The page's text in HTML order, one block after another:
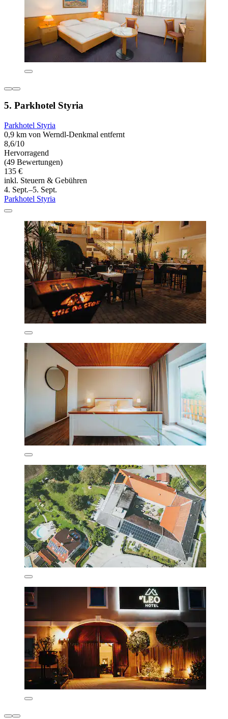
5. Parkhotel Styria
Parkhotel Styria
0,9 km von Werndl-Denkmal entfernt
8,6/10
Hervorragend
(49 Bewertungen)
135 €
inkl. Steuern & Gebühren
4. Sept.–5. Sept.
Parkhotel Styria